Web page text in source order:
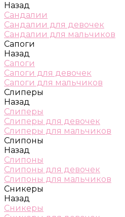
Назад
Сандалии
Сандалии для девочек
Сандалии для мальчиков
Сапоги
Назад
Сапоги
Сапоги для девочек
Сапоги для мальчиков
Слиперы
Назад
Слиперы
Слиперы для девочек
Слиперы для мальчиков
Слипоны
Назад
Слипоны
Слипоны для девочек
Слипоны для мальчиков
Сникеры
Назад
Сникеры